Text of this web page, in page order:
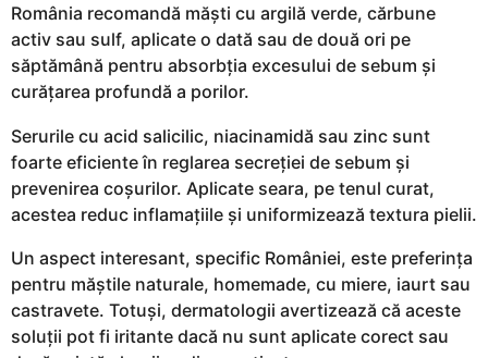
România recomandă măști cu argilă verde, cărbune
activ sau sulf, aplicate o dată sau de două ori pe
săptămână pentru absorbția excesului de sebum și
curățarea profundă a porilor.
Serurile cu acid salicilic, niacinamidă sau zinc sunt
foarte eficiente în reglarea secreției de sebum și
prevenirea coșurilor. Aplicate seara, pe tenul curat,
acestea reduc inflamațiile și uniformizează textura pielii.
Un aspect interesant, specific României, este preferința
pentru măștile naturale, homemade, cu miere, iaurt sau
castravete. Totuși, dermatologii avertizează că aceste
soluții pot fi iritante dacă nu sunt aplicate corect sau